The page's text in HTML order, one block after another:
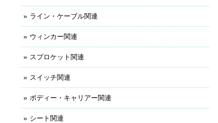
ライン・ケーブル関連
ウィンカー関連
スプロケット関連
スイッチ関連
ボディー・キャリアー関連
シート関連